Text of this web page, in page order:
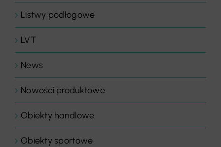
Listwy podłogowe
LVT
News
Nowości produktowe
Obiekty handlowe
Obiekty sportowe